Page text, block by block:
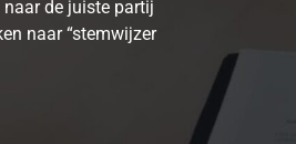
de juiste partij
naar “stemwijzer